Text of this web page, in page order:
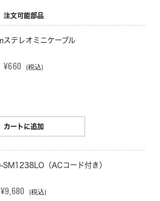
注文可能部品
テレオミニケーブル
¥660 (税込)
カートに追加
SM1238LO（ACコード付き）
¥9,680 (税込)